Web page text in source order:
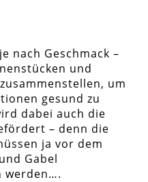
nach Geschmack –
und
um
gesund zu
dabei auch die
– denn die
ja vor dem
Gabel
werden….